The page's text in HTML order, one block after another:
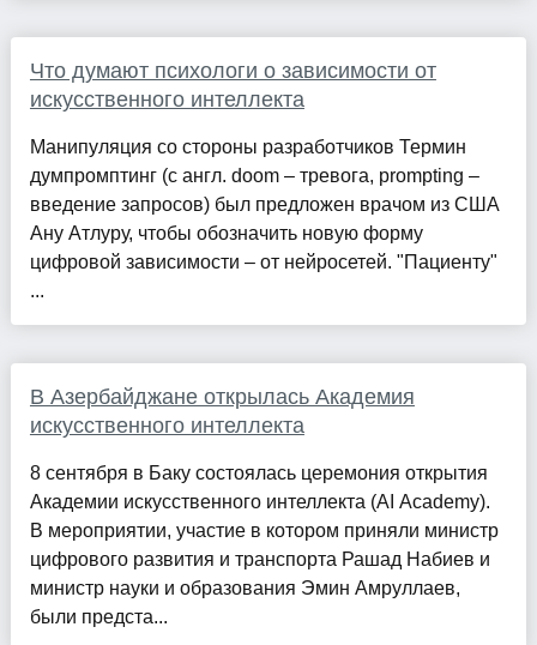
Что думают психологи о зависимости от
искусственного интеллекта
Манипуляция со стороны разработчиков Термин
думпромптинг (с англ. doom – тревога, prompting –
введение запросов) был предложен врачом из США
Ану Атлуру, чтобы обозначить новую форму
цифровой зависимости – от нейросетей. "Пациенту"
...
В Азербайджане открылась Академия
искусственного интеллекта
8 сентября в Баку состоялась церемония открытия
Академии искусственного интеллекта (AI Academy).
В мероприятии, участие в котором приняли министр
цифрового развития и транспорта Рашад Набиев и
министр науки и образования Эмин Амруллаев,
были предста...